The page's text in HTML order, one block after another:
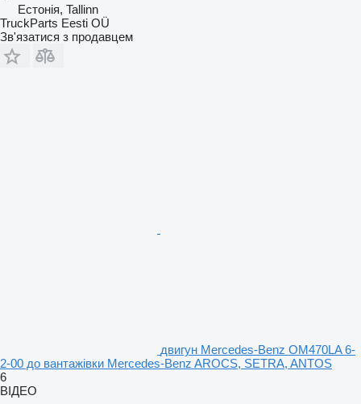
Естонія, Tallinn
TruckParts Eesti OÜ
Зв'язатися з продавцем
двигун Mercedes-Benz OM470LA 6-
2-00 до вантажівки Mercedes-Benz AROCS, SETRA, ANTOS
6
ВІДЕО